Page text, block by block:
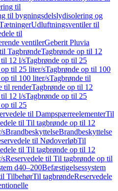
til
til bygningsdelslydisolering og
Udluftningsventiler til
til
ventilerGeberit Pluvia
TagbrøndeTagbrønde op til 12
til 12 l/sTagbrønde op til 25
til 25 liter/sTagbrønde op til 100
til 100 liter/sTagbrønde til
til renderTagbrønde op til 12
til 12 l/sTagbrønde op til 25
op til 25
til DampspærreelementerTil
til Til tagbrønde op til 12
sBrandbeskyttelseBrandbeskyttelse
til NødoverløbTil
til Til tagbrønde op til 12
sReservedele til Til tagbrønde op til
d40–200Befæstigelsessystem
TilbehørTil tagbrøndeReservedele